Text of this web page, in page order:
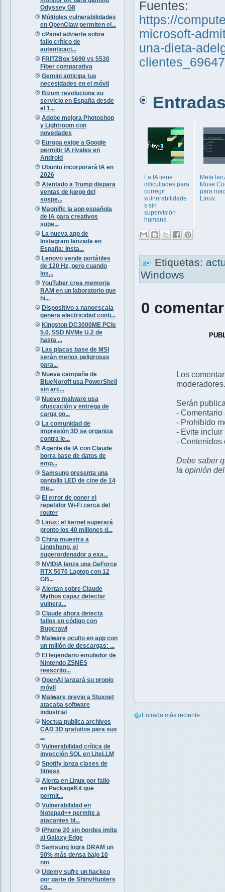
Odyssey G8
Múltiples vulnerabilidades
en OpenClaw permiten el...
cPanel advierte sobre
fallo crítico de
autenticaci...
FRITZBox 5690 vs 5530
Fiber comparativa
Gemini anticipa tus
necesidades en el móvil
Bizum revoluciona su
servicio en España desde
el 1...
Adobe mejora Photoshop
y Lightroom con
novedades
Europa exige a Google
permitir IA rivales en
Android
Ubuntu incorporará IA en
2026
Atentado a Trump dispara
ventas de juego del
sospe...
Magnific la app española
de IA para creativos
supe...
La nueva app de
Instagram lanzada en
España: Insta...
Lenovo vende portátiles
de 120 Hz, pero cuando
los...
YouTuber crea memoria
RAM en un laboratorio que
hi...
Dispositivo a nanoescala
genera electricidad conti...
Kingston DC3000ME PCIe
5.0, SSD NVMe U.2 de
hasta ...
Las placas base de MSI
serán menos peligrosas
para...
Nueva campaña de
BlueNoroff usa PowerShell
sin arc...
Nuevo malware usa
ofuscación y entrega de
carga po...
La comunidad de
impresión 3D se organiza
contra le...
Agente de IA con Claude
borra base de datos de
emp...
Samsung presenta una
pantalla LED de cine de 14
me...
El error de poner el
repetidor Wi-Fi cerca del
router
Linux: el kernel superará
pronto los 40 millones d...
China muestra a
Lingsheng, el
superordenador a exa...
NVIDIA lanza una GeForce
RTX 5070 Laptop con 12
GB...
Alertan sobre Claude
Mythos capaz detectar
vulnera...
Claude ahora detecta
fallos en código con
Bugcrawl
Malware oculto en app con
un millón de descargas: ...
El legendario emulador de
Nintendo ZSNES
reescrito...
OpenAI lanzará su propio
móvil
Malware previo a Stuxnet
atacaba software
industrial
Noctua publica archivos
CAD 3D gratuitos para sus
...
Vulnerabilidad crítica de
inyección SQL en LiteLLM
Spotify lanza clases de
fitness
Alerta en Linux por fallo
en PackageKit que
permit...
Vulnerabilidad en
Notepad++ permite a
atacantes bl...
iPhone 20 sin bordes imita
al Galaxy Edge
Samsung logra DRAM un
50% más densa bajo 10
nm
Udemy sufre un hackeo
por parte de ShinyHunters
co...
Fuentes:
https://
microsoft-
una-dieta-
Entradas
La IA tiene
dificultades para
corregir
vulnerabilidade
s sin
supervisión
humana
Meta
Muse
para
Linux
Etiquetas:
Windows
0
Los
moderadores.
Serán
- Comentario
- Prohibido
- Evite incluir
- Contenidos
Debe saber
la opinión
Entrada más reciente